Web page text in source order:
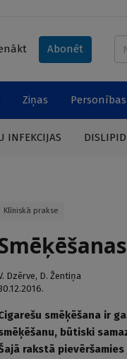
Abonēt
Ziņas
INFEKCIJAS
Klīniskā prakse
Dzērve, D. Žentiņa
smēķēšana ir
būtiski
rakstā